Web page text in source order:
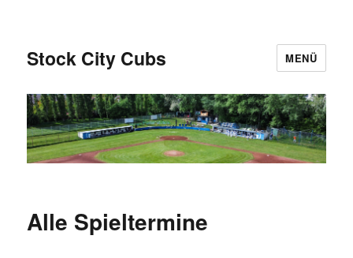
Stock City Cubs MENÜ
Alle Spieltermine